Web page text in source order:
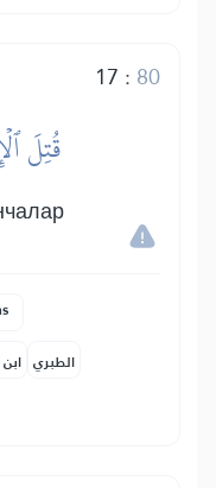
17 : 80
قُتِلَ
الطبري